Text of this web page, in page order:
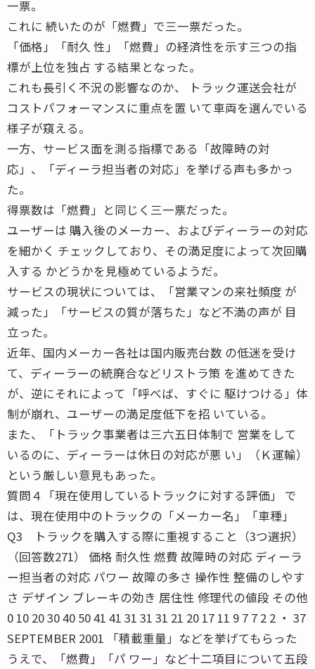
一票。
これに 続いたのが「燃費」で三一票だった。
「価格」「耐久 性」「燃費」の経済性を示す三つの指
標が上位を独占 する結果となった。
これも長引く不況の影響なのか、 トラック運送会社が
コストパフォーマンスに重点を置 いて車両を選んでいる
様子が窺える。
一方、サービス面を測る指標である「故障時の対
応」、「ディーラ担当者の対応」を挙げる声も多かっ
た。
得票数は「燃費」と同じく三一票だった。
ユーザーは 購入後のメーカー、およびディーラーの対応
を細かく チェックしており、その満足度によって次回購
入する かどうかを見極めているようだ。
サービスの現状については、「営業マンの来社頻度 が
減った」「サービスの質が落ちた」など不満の声が 目
立った。
近年、国内メーカー各社は国内販売台数 の低迷を受け
て、ディーラーの統廃合などリストラ策 を進めてきた
が、逆にそれによって「呼べば、すぐに 駆けつける」体
制が崩れ、ユーザーの満足度低下を招 いている。
また、「トラック事業者は三六五日体制で 営業をして
いるのに、ディーラーは休日の対応が悪 い」（Ｋ運輸）
という厳しい意見もあった。
質問４「現在使用しているトラックに対する評価」 で
は、現在使用中のトラックの「メーカー名」「車種」
Q3 トラックを購入する際に重視すること（3つ選択）
（回答数271） 価格 耐久性 燃費 故障時の対応 ディーラ
ー担当者の対応 パワー 故障の多さ 操作性 整備のしやす
さ デザイン ブレーキの効き 居住性 修理代の値段 その他
0 10 20 30 40 50 41 41 31 31 31 21 20 17 11 9 7 7 2 2 ・ 37
SEPTEMBER 2001 「積載重量」などを挙げてもらった
うえで、「燃費」「パ ワー」など十二項目について五段